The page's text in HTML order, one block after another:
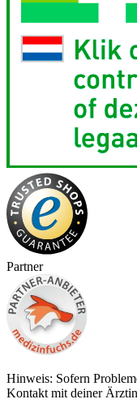
Partner
Hinweis: Sofern
Kontakt mit deiner